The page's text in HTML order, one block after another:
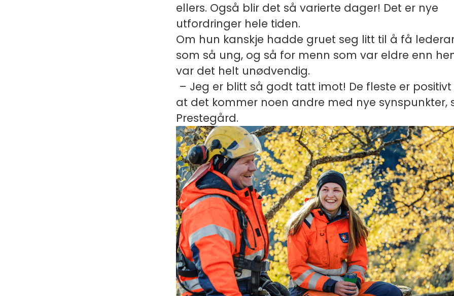
ellers. Også blir det så varierte dager! Det er nye
utfordringer hele tiden.
Om hun kanskje hadde gruet seg litt til å få
som så ung, og så for menn som var eldre enn
var det helt unødvendig.
– Jeg er blitt så godt tatt imot! De fleste er positivt
at det kommer noen andre med nye synspunkter,
Prestegård.